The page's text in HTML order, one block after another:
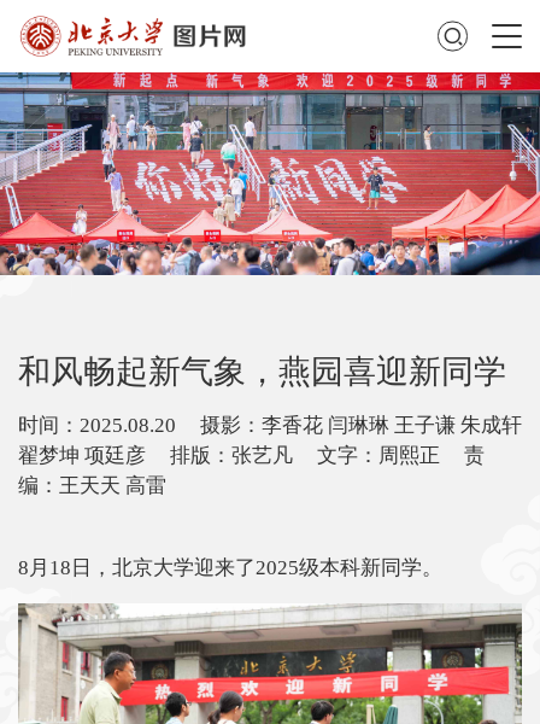
和风畅起新气象，燕园喜迎新同学
时间：2025.08.20 摄影：李香花 闫琳琳 王子谦 朱成轩
翟梦坤 项廷彦 排版：张艺凡 文字：周熙正 责
编：王天天 高雷
8月18日，北京大学迎来了2025级本科新同学。